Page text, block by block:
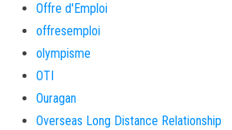
Offre d'Emploi
offresemploi
olympisme
OTI
Ouragan
Overseas Long Distance Relationship